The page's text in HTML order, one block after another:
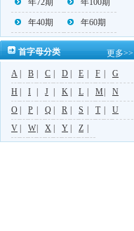
年72期 年100期
年40期 年60期
首字母分类 更多>>
A B C D E F
G
H
I J K L M
N
O
P Q R S T
U
V
W X Y Z